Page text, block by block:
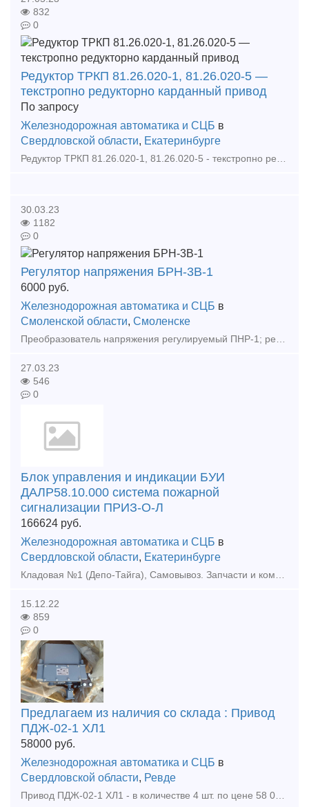
832
0
Редуктор ТРКП 81.26.020-1, 81.26.020-5 —
текстропно редукторно карданный привод
По запросу
Железнодорожная автоматика и СЦБ в
Свердловской области, Екатеринбурге
30.03.23
1182
0
Регулятор напряжения БРН-3В-1
6000 руб.
Железнодорожная автоматика и СЦБ в
Смоленской области, Смоленске
Преобразователь напряжения регулируемый ПНР-1; регулятор напряжения БРН-3В-1, ППС-2М-1, ППС-3М-1, РГД-221-1, РГД-221-2, РРТ-32М; устройство питания УП-1М, электромагнит блокировочный ФА-12М1,
27.03.23
546
0
Блок управления и индикации БУИ
ДАЛР58.10.000 система пожарной
сигнализации ПРИЗ-О-Л
166624 руб.
Железнодорожная автоматика и СЦБ в
Свердловской области, Екатеринбурге
Кладовая №1 (Депо-Тайга), Самовывоз. Запчасти и комплектующие для ж/д транспорта. Модификации и состав интегрированной системы безопасности «ПРИЗ-И», ТУ 4371-005.11530928-2010:1. Модификаци
15.12.22
859
0
Предлагаем из наличия со склада : Привод
ПДЖ-02-1 ХЛ1
58000 руб.
Железнодорожная автоматика и СЦБ в
Свердловской области, Ревде
Привод ПДЖ-02-1 ХЛ1 - в количестве 4 шт. по цене 58 000 рублей за шт. без учета НДС. С паспортами.